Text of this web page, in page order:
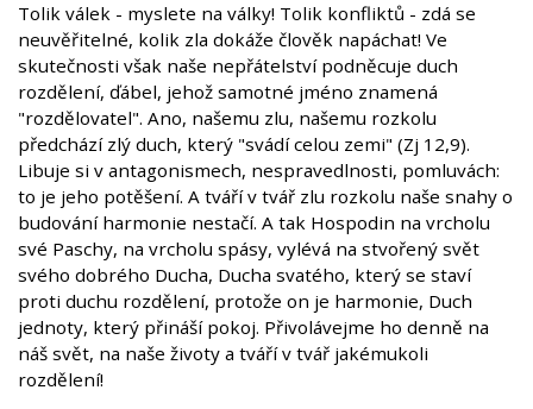
Tolik válek - myslete na války! Tolik konfliktů - zdá se
neuvěřitelné, kolik zla dokáže člověk napáchat! Ve
skutečnosti však naše nepřátelství podněcuje duch
rozdělení, ďábel, jehož samotné jméno znamená
"rozdělovatel". Ano, našemu zlu, našemu rozkolu
předchází zlý duch, který "svádí celou zemi" (Zj 12,9).
Libuje si v antagonismech, nespravedlnosti, pomluvách:
to je jeho potěšení. A tváří v tvář zlu rozkolu naše snahy o
budování harmonie nestačí. A tak Hospodin na vrcholu
své Paschy, na vrcholu spásy, vylévá na stvořený svět
svého dobrého Ducha, Ducha svatého, který se staví
proti duchu rozdělení, protože on je harmonie, Duch
jednoty, který přináší pokoj. Přivolávejme ho denně na
náš svět, na naše životy a tváří v tvář jakémukoli
rozdělení!